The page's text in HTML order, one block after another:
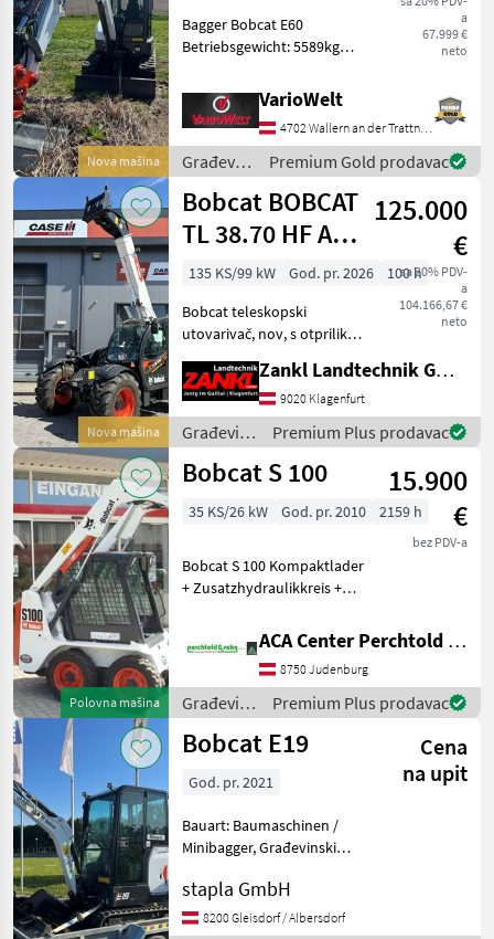
Nova mašina
a
67.999 €
neto
Bagger Bobcat E60
Betriebsgewicht: 5589kg
Zusatzhydraulikablass
270bar Reißkraft, Löffel: 47
841 N Wir freuen uns auf
deinen Besu
VarioWelt
4702 Wallern an der Trattnach
Građevinski
strojevi /
Bobcat
Premium Gold prodavac
Nova mašina
Bobcat BOBCAT
TL 38.70 HF AGRI
3*
125.000
€
sa 20% PDV-
a
104.166,67 €
neto
135 KS/99 kW God. pr. 2026
100 h
Bobcat teleskopski
utovarivač, nov, s otprilike
odmah po posebnoj cijeni!
... 3 godine originalnog
tvorničkog jamstva Bobcat -
od datuma kup
Zankl Landtechnik GmbH
9020 Klagenfurt
Građevinski
strojevi /
Bobcat
Premium Plus prodavac
Polovna mašina
Bobcat S 100
15.900
€
bez PDV-a
35 KS/26 kW God. pr. 2010 2159 h
Bobcat S 100 Kompaktlader
+ Zusatzhydraulikkreis +
Erdschaufel 1, 20m +
Palettengabel Gorivo:
Građevinski strojevi
Kompaktni utovariva
ACA Center Perchtold - Perchtold & Sohn GmbH
8750 Judenburg
Građevinski
strojevi /
Bobcat
Premium Plus prodavac
Bobcat E19
Cena
na upit
God. pr. 2021
Bauart: Baumaschinen /
Minibagger, Građevinski
stapla GmbH
8200 Gleisdorf / Albersdorf